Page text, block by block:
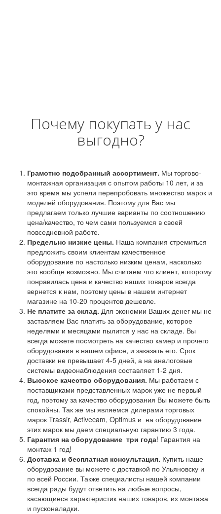
Почему покупать у нас
выгодно?
Грамотно подобранный ассортимент. Мы торгово-
монтажная организация с опытом работы 10 лет, и за
это время мы успели перепробовать множество марок и
моделей оборудования. Поэтому для Вас мы
предлагаем только лучшие варианты по соотношению
цена/качество, то чем сами пользуемся в своей
повседневной работе.
Предельно низкие цены. Наша компания стремиться
предложить своим клиентам качественное
оборудование по настолько низким ценам, насколько
это вообще возможно. Мы считаем что клиент, которому
понравилась цена и качество наших товаров всегда
вернется к нам, поэтому цены в нашем интернет
магазине на 10-20 процентов дешевле.
Не платите за склад. Для экономии Ваших денег мы не
заставляем Вас платить за оборудование, которое
неделями и месяцами пылится у нас на складе. Вы
всегда можете посмотреть на качество камер и прочего
оборудования в нашем офисе, и заказать его. Срок
доставки не превышает 4-5 дней, а на аналоговые
системы видеонаблюдения составляет 1-2 дня.
Высокое качество оборудования. Мы работаем с
поставщиками представленных марок уже не первый
год, поэтому за качество оборудования Вы можете быть
спокойны. Так же мы являемся дилерами торговых
марок Trassir, Activecam, Optimus и на оборудование
этих марок мы даем специальную гарантию 3 года.
Гарантия на оборудование три года! Гарантия на
монтаж 1 год!
Доставка и бесплатная консультация. Купить наше
оборудование вы можете с доставкой по Ульяновску и
по всей России. Также специалисты нашей компании
всегда рады будут ответить на любые вопросы,
касающиеся характеристик наших товаров, их монтажа
и пусконаладки.